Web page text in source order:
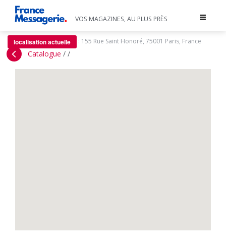
Toggle
VOS MAGAZINES, AU PLUS PRÈS
localisation actuelle : 155 Rue Saint Honoré, 75001 Paris, France
Catalogue / /